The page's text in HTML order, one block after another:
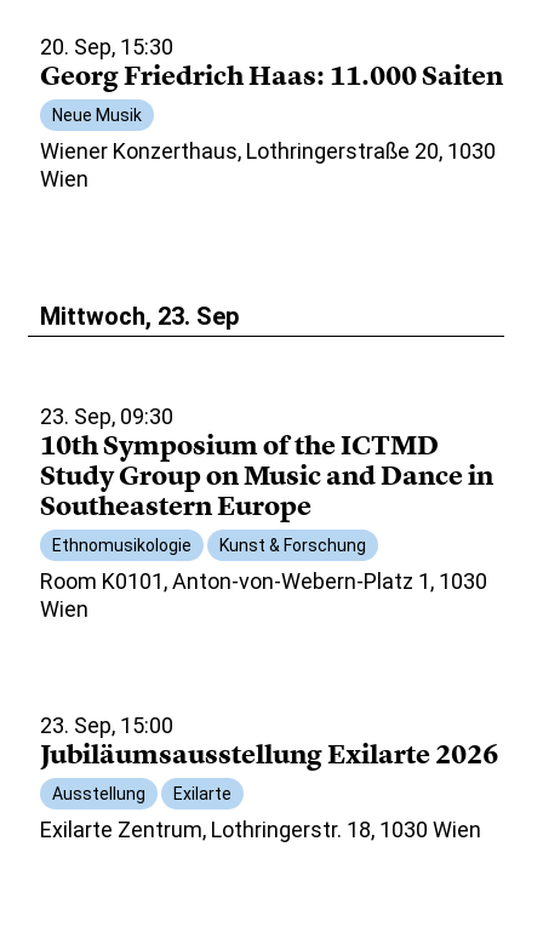
20. Sep, 15:30
Georg Friedrich Haas: 11.000 Saiten
Neue Musik
Wiener Konzerthaus, Lothringerstraße 20, 1030
Wien
Mittwoch, 23. Sep
23. Sep, 09:30
10th Symposium of the ICTMD
Study Group on Music and Dance in
Southeastern Europe
Ethnomusikologie Kunst & Forschung
Room K0101, Anton-von-Webern-Platz 1, 1030
Wien
23. Sep, 15:00
Jubiläumsausstellung Exilarte 2026
Ausstellung Exilarte
Exilarte Zentrum, Lothringerstr. 18, 1030 Wien